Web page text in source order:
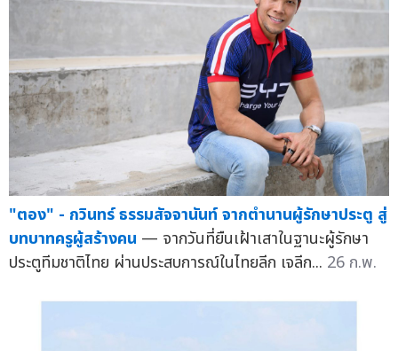
"ตอง" - กวินทร์ ธรรมสัจจานันท์ จากตำนานผู้รักษาประตู สู่
บทบาทครูผู้สร้างคน — จากวันที่ยืนเฝ้าเสาในฐานะผู้รักษา
ประตูทีมชาติไทย ผ่านประสบการณ์ในไทยลีก เจลีก... 26 ก.พ.